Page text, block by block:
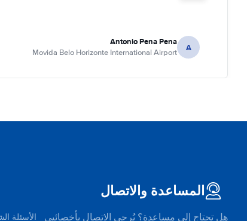
A
Antonio Pena Pena
Movida Belo Horizonte International Airport
المساعدة والاتصال
هل تحتاج إلى مساعدة؟ يُرجى الاتصال بأخصائيي الأسئلة